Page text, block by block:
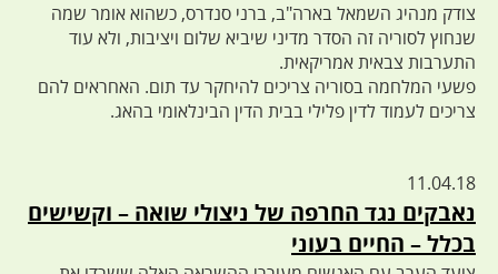
צודק מנהיג השמאל בארה"ב, ברני סנדרס, כשהוא אומר שמה
שנחוץ לסוריה זה הסדר מדיני שיביא שלום ויציבות, ולא עוד
התערבות צבאית אמריקאית.
פשעי המלחמה בסוריה צריכים להיחקר עד תום. האחראים להם
צריכים לעמוד לדין פלילי בבית הדין הבינלאומי בהאג.
11.04.18
נאבקים נגד החרפה של ניצולי שואה – וקשישים
בכלל – החיים בעוני